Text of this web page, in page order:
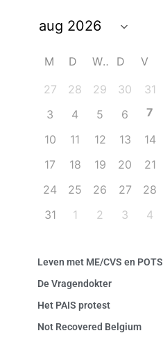
M D W D V
27
28 29 30 31
3
4 5 6 7
10
11 12 13 14
17
18 19 20 21
24
25 26 27 28
31
1 2 3 4
Leven met ME/CVS en POTS
De Vragendokter
Het PAIS protest
Not Recovered Belgium